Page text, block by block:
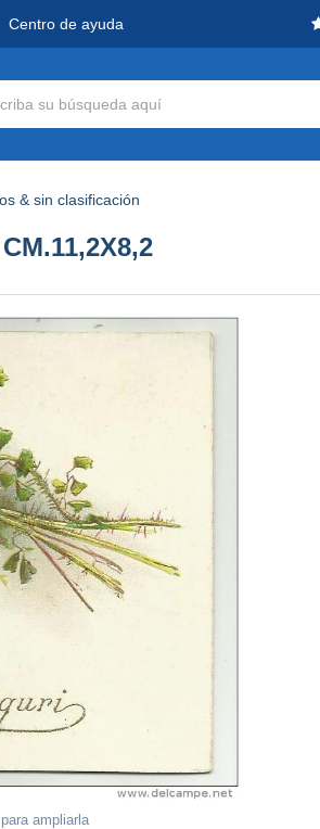
Centro de ayuda
& sin clasificación
ampliarla